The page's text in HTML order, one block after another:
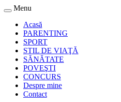
Menu
Acasă
PARENTING
SPORT
STIL DE VIAŢĂ
SĂNĂTATE
POVEŞTI
CONCURS
Despre mine
Contact